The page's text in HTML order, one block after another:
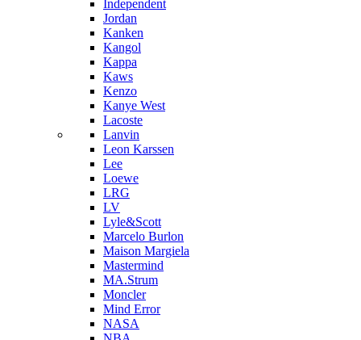
Independent
Jordan
Kanken
Kangol
Kappa
Kaws
Kenzo
Kanye West
Lacoste
Lanvin
Leon Karssen
Lee
Loewe
LRG
LV
Lyle&Scott
Marcelo Burlon
Maison Margiela
Mastermind
MA.Strum
Moncler
Mind Error
NASA